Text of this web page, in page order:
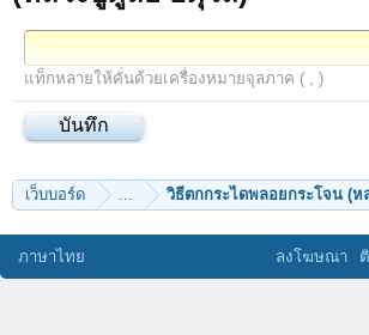
แท็กหลายให้คั่นด้วยเครื่องหมายจุลภาค ( , )
เว็บบอร์ด ... วิธีตกกระไดพลอยกระโจน (ห
ภาษาไทย ลงโฆษณา